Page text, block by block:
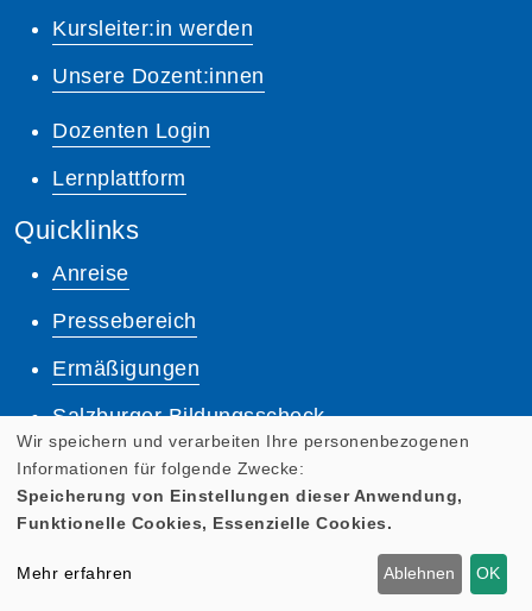
Kursleiter:in werden
Unsere Dozent:innen
Dozenten Login
Lernplattform
Quicklinks
Anreise
Pressebereich
Ermäßigungen
Salzburger Bildungsscheck
AGB
Impressum
Wir speichern und verarbeiten Ihre personenbezogenen
Informationen für folgende Zwecke:
Speicherung von Einstellungen dieser Anwendung,
Funktionelle Cookies, Essenzielle Cookies.
Mehr erfahren Ablehnen OK